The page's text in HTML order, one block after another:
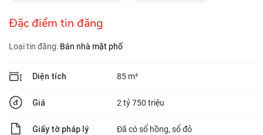
Đặc điểm tin đăng
Loại tin đăng: Bán nhà mặt phố
Diện tích 85 m²
Giá 2 tỷ 750 triệu
Giấy tờ pháp lý Đã có sổ hồng, sổ đỏ